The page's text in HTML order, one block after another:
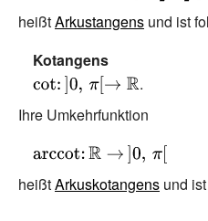
{2}}\right[\to
\mathbb {R} }
\operatorname
{arctan} \colon
\mathbb {R}
\to \,\left]-{\tfrac
{\pi }{2}},\,
{2}}\right[}
heißtArkustangens und ist
Kotangens
{\displaystyle
\cot \colon
\mathbb {R} }
.
Ihre Umkehrfunktion
{\displaystyle
\operatorname
heißtArkuskotangens und